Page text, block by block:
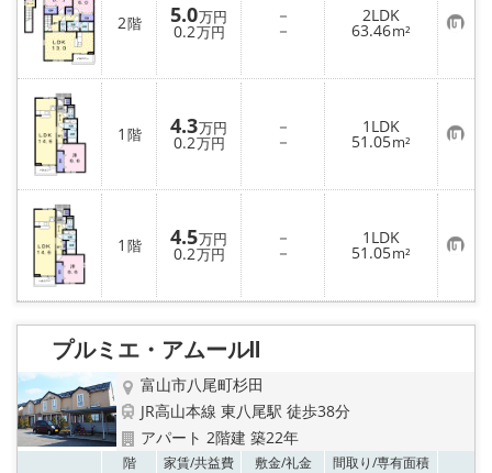
2階 5.0万円
0.2万円
－
－
2LDK
63.46m² お
気
に
入
り
登
録
1 階 4.3万円
0.2万円
－
－
1LDK
51.05m² お
気
に
入
り
登
録
1 階 4.5万円
0.2万円
－
－
1LDK
51.05m² お
気
に
入
登
プルミエ・アムールⅡ
富山市八尾町杉田
JR高山本線 東八尾駅 徒歩38分
アパート 2階建 築22年
階 家賃/共益費 敷金/礼金 間取り/専有面積